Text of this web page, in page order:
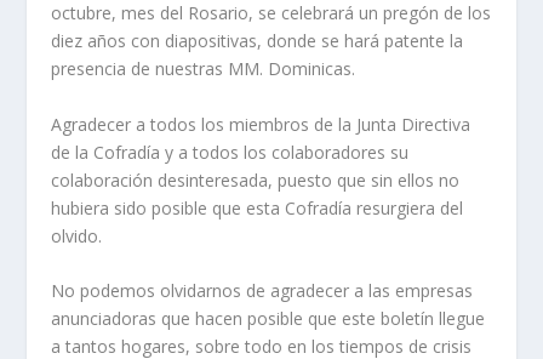
octubre, mes del Rosario, se celebrará un pregón de los
diez años con diapositivas, donde se hará patente la
presencia de nuestras MM. Dominicas.
Agradecer a todos los miembros de la Junta Directiva
de la Cofradía y a todos los colaboradores su
colaboración desinteresada, puesto que sin ellos no
hubiera sido posible que esta Cofradía resurgiera del
olvido.
No podemos olvidarnos de agradecer a las empresas
anunciadoras que hacen posible que este boletín llegue
a tantos hogares, sobre todo en los tiempos de crisis